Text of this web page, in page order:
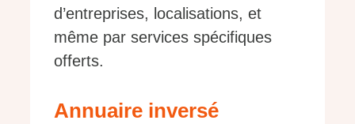
d’entreprises, localisations, et
même par services spécifiques
offerts.
Annuaire inversé